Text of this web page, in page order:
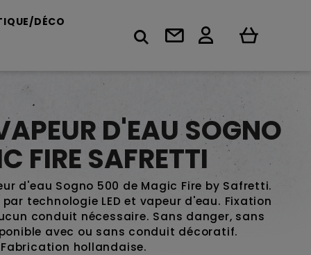
DÉCO
D'EAU SOGNO
FIRE SAFRETTI
d'eau Sogno 500 de Magic Fire by Safretti.
technologie LED et vapeur d'eau. Fixation
conduit nécessaire. Sans danger, sans
avec ou sans conduit décoratif.
hollandaise.